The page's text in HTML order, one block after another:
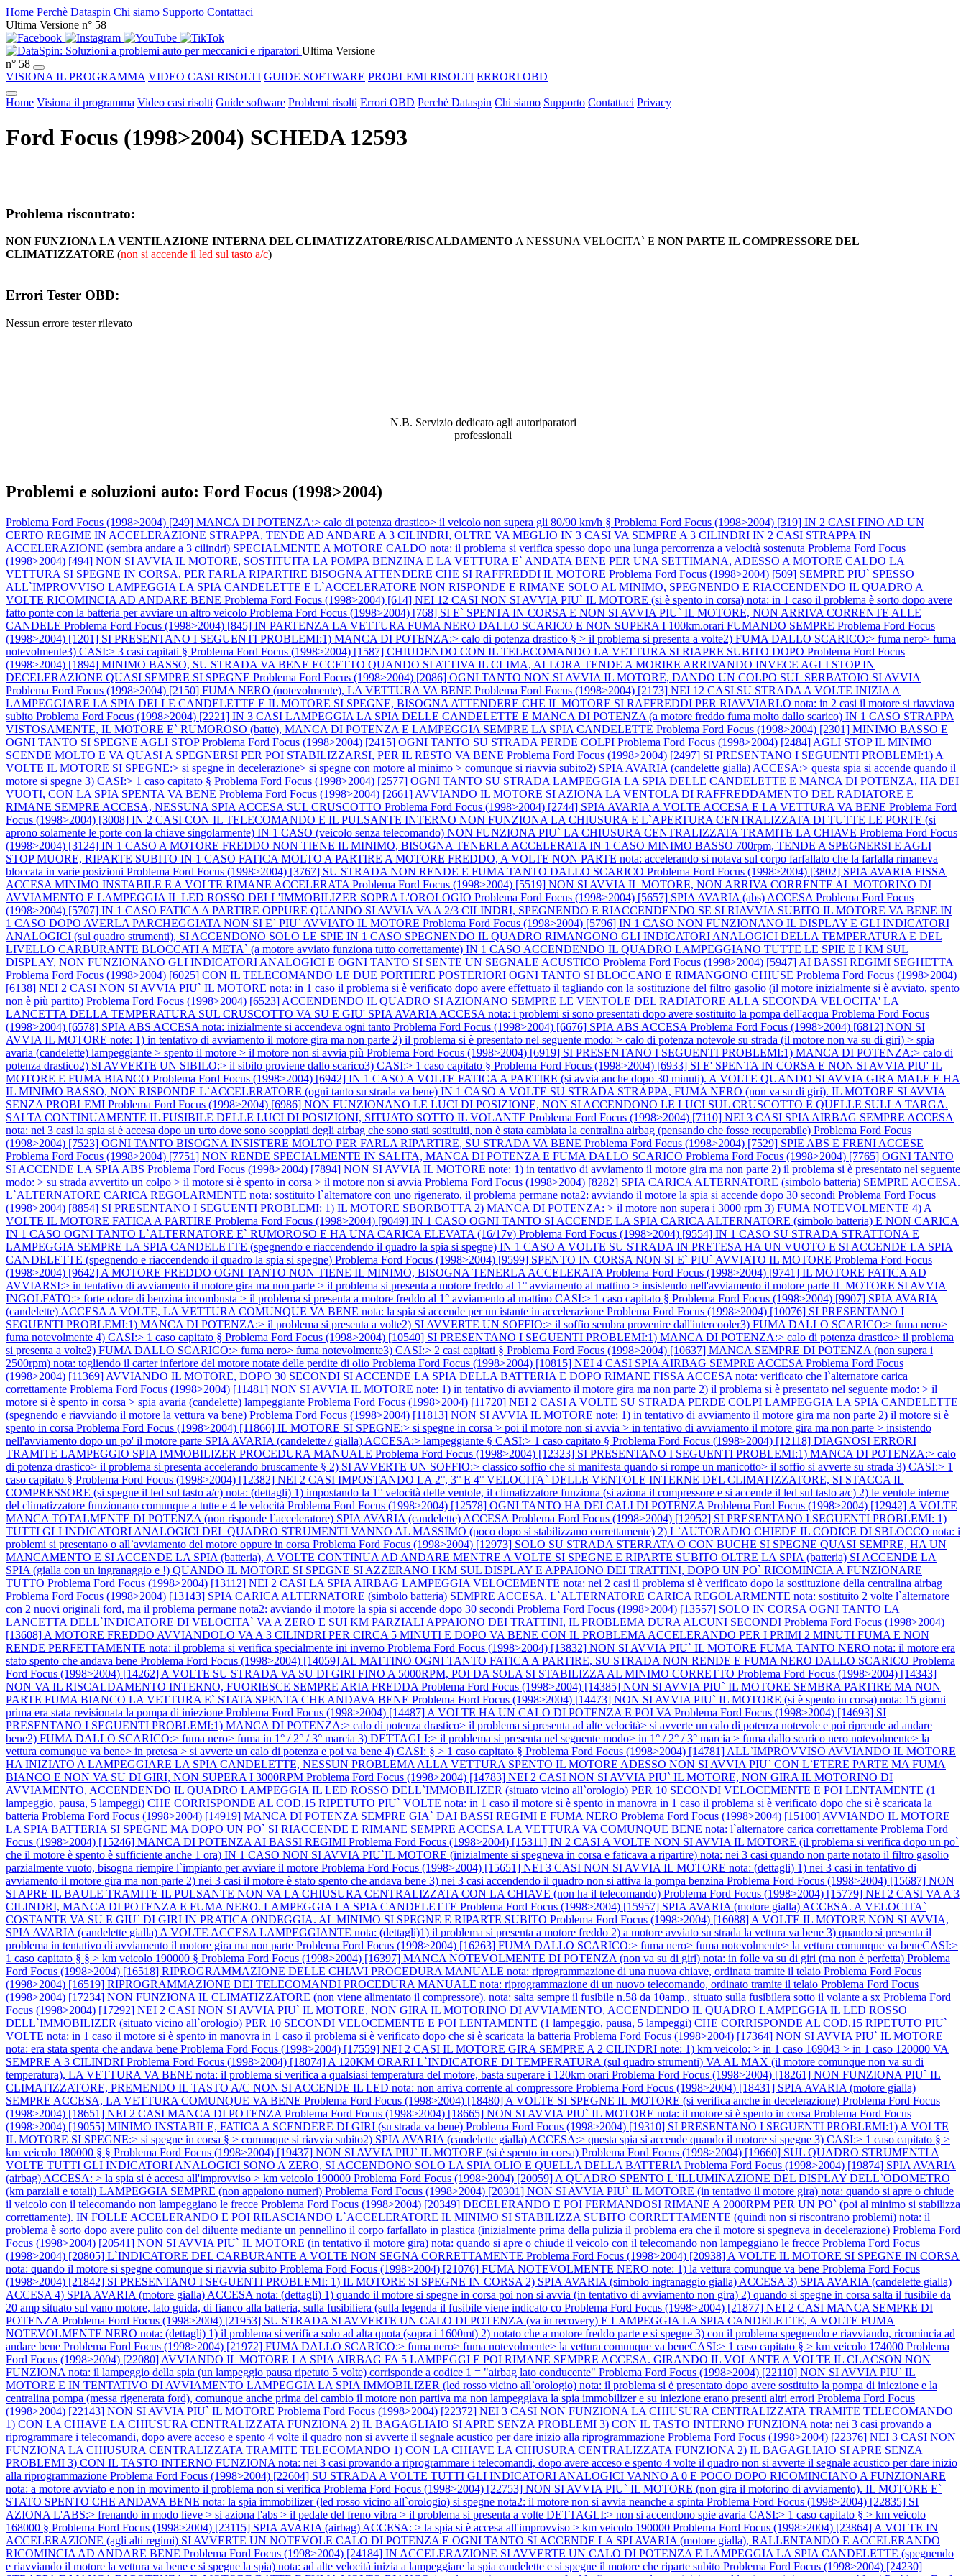
Home Perchè Dataspin Chi siamo Supporto Contattaci
Ultima Versione n° 58
Ultima Versione
n° 58
VISIONA IL PROGRAMMA VIDEO CASI RISOLTI GUIDE SOFTWARE PROBLEMI RISOLTI ERRORI OBD
Home Visiona il programma Video casi risolti Guide software Problemi risolti Errori OBD Perchè Dataspin Chi siamo Supporto Contattaci Privacy
Ford Focus (1998>2004) SCHEDA 12593
Problema riscontrato:
NON FUNZIONA LA VENTILAZIONE INTERNA DEL CLIMATIZZATORE/RISCALDAMENTO A NESSUNA VELOCITA` E NON PARTE IL COMPRESSORE DEL
CLIMATIZZATORE (non si accende il led sul tasto a/c)
Errori Tester OBD:
Nessun errore tester rilevato
N.B. Servizio dedicato agli autoriparatori
professionali
Problemi e soluzioni auto: Ford Focus (1998>2004)
Problema Ford Focus (1998>2004) [249] MANCA DI POTENZA:> calo di potenza drastico> il veicolo non supera gli 80/90 km/h § Problema Ford Focus (1998>2004) [319] IN 2 CASI FINO AD UN
CERTO REGIME IN ACCELERAZIONE STRAPPA, TENDE AD ANDARE A 3 CILINDRI, OLTRE VA MEGLIO IN 3 CASI VA SEMPRE A 3 CILINDRI IN 2 CASI STRAPPA IN
ACCELERAZIONE (sembra andare a 3 cilindri) SPECIALMENTE A MOTORE CALDO nota: il problema si verifica spesso dopo una lunga percorrenza a velocità sostenuta Problema Ford Focus
(1998>2004) [494] NON SI AVVIA IL MOTORE, SOSTITUITA LA POMPA BENZINA E LA VETTURA E` ANDATA BENE PER UNA SETTIMANA, ADESSO A MOTORE CALDO LA
VETTURA SI SPEGNE IN CORSA, PER FARLA RIPARTIRE BISOGNA ATTENDERE CHE SI RAFFREDDI IL MOTORE Problema Ford Focus (1998>2004) [509] SEMPRE PIU` SPESSO
ALL`IMPROVVISO LAMPEGGIA LA SPIA CANDELETTE E L`ACCELERATORE NON RISPONDE E RIMANE SOLO AL MINIMO, SPEGNENDO E RIACCENDENDO IL QUADRO A
VOLTE RICOMINCIA AD ANDARE BENE Problema Ford Focus (1998>2004) [614] NEI 12 CASI NON SI AVVIA PIU` IL MOTORE (si è spento in corsa) nota: in 1 caso il problema è sorto dopo avere
fatto ponte con la batteria per avviare un altro veicolo Problema Ford Focus (1998>2004) [768] SI E` SPENTA IN CORSA E NON SI AVVIA PIU` IL MOTORE, NON ARRIVA CORRENTE ALLE
CANDELE Problema Ford Focus (1998>2004) [845] IN PARTENZA LA VETTURA FUMA NERO DALLO SCARICO E NON SUPERA I 100km.orari FUMANDO SEMPRE Problema Ford Focus
(1998>2004) [1201] SI PRESENTANO I SEGUENTI PROBLEMI:1) MANCA DI POTENZA:> calo di potenza drastico § > il problema si presenta a volte2) FUMA DALLO SCARICO:> fuma nero> fuma
notevolmente3) CASI:> 3 casi capitati § Problema Ford Focus (1998>2004) [1587] CHIUDENDO CON IL TELECOMANDO LA VETTURA SI RIAPRE SUBITO DOPO Problema Ford Focus
(1998>2004) [1894] MINIMO BASSO, SU STRADA VA BENE ECCETTO QUANDO SI ATTIVA IL CLIMA, ALLORA TENDE A MORIRE ARRIVANDO INVECE AGLI STOP IN
DECELERAZIONE QUASI SEMPRE SI SPEGNE Problema Ford Focus (1998>2004) [2086] OGNI TANTO NON SI AVVIA IL MOTORE, DANDO UN COLPO SUL SERBATOIO SI AVVIA
Problema Ford Focus (1998>2004) [2150] FUMA NERO (notevolmente), LA VETTURA VA BENE Problema Ford Focus (1998>2004) [2173] NEI 12 CASI SU STRADA A VOLTE INIZIA A
LAMPEGGIARE LA SPIA DELLE CANDELETTE E IL MOTORE SI SPEGNE, BISOGNA ATTENDERE CHE IL MOTORE SI RAFFREDDI PER RIAVVIARLO nota: in 2 casi il motore si riavviava
subito Problema Ford Focus (1998>2004) [2221] IN 3 CASI LAMPEGGIA LA SPIA DELLE CANDELETTE E MANCA DI POTENZA (a motore freddo fuma molto dallo scarico) IN 1 CASO STRAPPA
VISTOSAMENTE, IL MOTORE E` RUMOROSO (batte), MANCA DI POTENZA E LAMPEGGIA SEMPRE LA SPIA CANDELETTE Problema Ford Focus (1998>2004) [2301] MINIMO BASSO E
OGNI TANTO SI SPEGNE AGLI STOPProblema Ford Focus (1998>2004) [2415] OGNI TANTO SU STRADA PERDE COLPI Problema Ford Focus (1998>2004) [2484] AGLI STOP IL MINIMO
SCENDE MOLTO E VA QUASI A SPEGNERSI PER POI STABILIZZARSI, PER IL RESTO VA BENE Problema Ford Focus (1998>2004) [2497] SI PRESENTANO I SEGUENTI PROBLEMI:1) A
VOLTE IL MOTORE SI SPEGNE:> si spegne in decelerazione> si spegne con motore al minimo > comunque si riavvia subito2) SPIA AVARIA (candelette gialla) ACCESA:> questa spia si accende quando il
motore si spegne 3) CASI:> 1 caso capitato § Problema Ford Focus (1998>2004) [2577] OGNI TANTO SU STRADA LAMPEGGIA LA SPIA DELLE CANDELETTE E MANCA DI POTENZA, HA DEI
VUOTI, CON LA SPIA SPENTA VA BENE Problema Ford Focus (1998>2004) [2661] AVVIANDO IL MOTORE SI AZIONA LA VENTOLA DI RAFFREDDAMENTO DEL RADIATORE E
RIMANE SEMPRE ACCESA, NESSUNA SPIA ACCESA SUL CRUSCOTTO Problema Ford Focus (1998>2004) [2744] SPIA AVARIA A VOLTE ACCESA E LA VETTURA VA BENE Problema Ford
Focus (1998>2004) [3008] IN 2 CASI CON IL TELECOMANDO E IL PULSANTE INTERNO NON FUNZIONA LA CHIUSURA E L`APERTURA CENTRALIZZATA DI TUTTE LE PORTE (si
aprono solamente le porte con la chiave singolarmente) IN 1 CASO (veicolo senza telecomando) NON FUNZIONA PIU` LA CHIUSURA CENTRALIZZATA TRAMITE LA CHIAVE Problema Ford Focus
(1998>2004) [3124] IN 1 CASO A MOTORE FREDDO NON TIENE IL MINIMO, BISOGNA TENERLA ACCELERATA IN 1 CASO MINIMO BASSO 700rpm, TENDE A SPEGNERSI E AGLI
STOP MUORE, RIPARTE SUBITO IN 1 CASO FATICA MOLTO A PARTIRE A MOTORE FREDDO, A VOLTE NON PARTE nota: accelerando si notava sul corpo farfallato che la farfalla rimaneva
bloccata in varie posizioni Problema Ford Focus (1998>2004) [3767] SU STRADA NON RENDE E FUMA TANTO DALLO SCARICO Problema Ford Focus (1998>2004) [3802] SPIA AVARIA FISSA
ACCESA MINIMO INSTABILE E A VOLTE RIMANE ACCELERATA Problema Ford Focus (1998>2004) [5519] NON SI AVVIA IL MOTORE, NON ARRIVA CORRENTE AL MOTORINO DI
AVVIAMENTO E LAMPEGGIA IL LED ROSSO DELL'IMMOBILIZER SOPRA L'OROLOGIO Problema Ford Focus (1998>2004) [5657] SPIA AVARIA (abs) ACCESA Problema Ford Focus
(1998>2004) [5707] IN 1 CASO FATICA A PARTIRE OPPURE QUANDO SI AVVIA VA A 2/3 CILINDRI, SPEGNENDO E RIACCENDENDO SE SI RIAVVIA SUBITO IL MOTORE VA BENE IN
1 CASO DOPO AVERLA PARCHEGGIATA NON SI E` PIU` AVVIATO IL MOTORE Problema Ford Focus (1998>2004) [5796] IN 1 CASO NON FUNZIONANO IL DISPLAY E GLI INDICATORI
ANALOGICI (sul quadro strumenti), SI ACCENDONO SOLO LE SPIE IN 1 CASO SPEGNENDO IL QUADRO RIMANGONO GLI INDICATORI ANALOGICI DELLA TEMPERATURA E DEL
LIVELLO CARBURANTE BLOCCATI A META` (a motore avviato funziona tutto correttamente) IN 1 CASO ACCENDENDO IL QUADRO LAMPEGGIANO TUTTE LE SPIE E I KM SUL
DISPLAY, NON FUNZIONANO GLI INDICATORI ANALOGICI E OGNI TANTO SI SENTE UN SEGNALE ACUSTICO Problema Ford Focus (1998>2004) [5947] AI BASSI REGIMI SEGHETTA
Problema Ford Focus (1998>2004) [6025] CON IL TELECOMANDO LE DUE PORTIERE POSTERIORI OGNI TANTO SI BLOCCANO E RIMANGONO CHIUSE Problema Ford Focus (1998>2004)
[6138] NEI 2 CASI NON SI AVVIA PIU` IL MOTORE nota: in 1 caso il problema si è verificato dopo avere effettuato il tagliando con la sostituzione del filtro gasolio (il motore inizialmente si è avviato, spento
non è più partito) Problema Ford Focus (1998>2004) [6523] ACCENDENDO IL QUADRO SI AZIONANO SEMPRE LE VENTOLE DEL RADIATORE ALLA SECONDA VELOCITA' LA
LANCETTA DELLA TEMPERATURA SUL CRUSCOTTO VA SU E GIU' SPIA AVARIA ACCESA nota: i problemi si sono presentati dopo avere sostituito la pompa dell'acqua Problema Ford Focus
(1998>2004) [6578] SPIA ABS ACCESA nota: inizialmente si accendeva ogni tanto Problema Ford Focus (1998>2004) [6676] SPIA ABS ACCESA Problema Ford Focus (1998>2004) [6812] NON SI
AVVIA IL MOTORE note: 1) in tentativo di avviamento il motore gira ma non parte 2) il problema si è presentato nel seguente modo: > calo di potenza notevole su strada (il motore non va su di giri) > spia
avaria (candelette) lampeggiante > spento il motore > il motore non si avvia più Problema Ford Focus (1998>2004) [6919] SI PRESENTANO I SEGUENTI PROBLEMI:1) MANCA DI POTENZA:> calo di
potenza drastico2) SI AVVERTE UN SIBILO:> il sibilo proviene dallo scarico3) CASI:> 1 caso capitato § Problema Ford Focus (1998>2004) [6933] SI E' SPENTA IN CORSA E NON SI AVVIA PIU' IL
MOTORE E FUMA BIANCO Problema Ford Focus (1998>2004) [6942] IN 1 CASO A VOLTE FATICA A PARTIRE (si avvia anche dopo 30 minuti). A VOLTE QUANDO SI AVVIA GIRA MALE E HA
IL MINIMO BASSO, NON RISPONDE L`ACCELERATORE (ogni tanto su strada va bene) IN 1 CASO A VOLTE SU STRADA STRAPPA, FUMA NERO (non va su di giri). IL MOTORE SI AVVIA
SENZA PROBLEMI Problema Ford Focus (1998>2004) [6986] NON FUNZIONANO LE LUCI DI POSIZIONE, NON SI ACCENDONO LE LUCI SUL CRUSCOTTO E QUELLE SULLA TARGA.
SALTA CONTINUAMENTE IL FUSIBILE DELLE LUCI DI POSIZIONI, SITUATO SOTTO IL VOLANTE Problema Ford Focus (1998>2004) [7110] NEI 3 CASI SPIA AIRBAG SEMPRE ACCESA
nota: nei 3 casi la spia si è accesa dopo un urto dove sono scoppiati degli airbag che sono stati sostituiti, non è stata cambiata la centralina airbag (pensando che fosse recuperabile) Problema Ford Focus
(1998>2004) [7523] OGNI TANTO BISOGNA INSISTERE MOLTO PER FARLA RIPARTIRE, SU STRADA VA BENE Problema Ford Focus (1998>2004) [7529] SPIE ABS E FRENI ACCESE
Problema Ford Focus (1998>2004) [7751] NON RENDE SPECIALMENTE IN SALITA, MANCA DI POTENZA E FUMA DALLO SCARICO Problema Ford Focus (1998>2004) [7765] OGNI TANTO
SI ACCENDE LA SPIA ABS Problema Ford Focus (1998>2004) [7894] NON SI AVVIA IL MOTORE note: 1) in tentativo di avviamento il motore gira ma non parte 2) il problema si è presentato nel seguente
modo: > su strada avvertito un colpo > il motore si è spento in corsa > il motore non si avvia Problema Ford Focus (1998>2004) [8282] SPIA CARICA ALTERNATORE (simbolo batteria) SEMPRE ACCESA.
L`ALTERNATORE CARICA REGOLARMENTE nota: sostituito l`alternatore con uno rigenerato, il problema permane nota2: avviando il motore la spia si accende dopo 30 secondi Problema Ford Focus
(1998>2004) [8854] SI PRESENTANO I SEGUENTI PROBLEMI: 1) IL MOTORE SBORBOTTA 2) MANCA DI POTENZA: > il motore non supera i 3000 rpm 3) FUMA NOTEVOLMENTE 4) A
VOLTE IL MOTORE FATICA A PARTIRE Problema Ford Focus (1998>2004) [9049] IN 1 CASO OGNI TANTO SI ACCENDE LA SPIA CARICA ALTERNATORE (simbolo batteria) E NON CARICA
IN 1 CASO OGNI TANTO L`ALTERNATORE E` RUMOROSO E HA UNA CARICA ELEVATA (16/17v) Problema Ford Focus (1998>2004) [9554] IN 1 CASO SU STRADA STRATTONA E
LAMPEGGIA SEMPRE LA SPIA CANDELETTE (spegnendo e riaccendendo il quadro la spia si spegne) IN 1 CASO A VOLTE SU STRADA IN PRETESA HA UN VUOTO E SI ACCENDE LA SPIA
CANDELETTE (spegnendo e riaccendendo il quadro la spia si spegne) Problema Ford Focus (1998>2004) [9599] SPENTO IN CORSA NON SI E` PIU` AVVIATO IL MOTORE Problema Ford Focus
(1998>2004) [9642] A MOTORE FREDDO OGNI TANTO NON TIENE IL MINIMO, BISOGNA TENERLA ACCELERATA Problema Ford Focus (1998>2004) [9741] IL MOTORE FATICA AD
AVVIARSI:> in tentativo di avviamento il motore gira ma non parte > il problema si presenta a motore freddo al 1° avviamento al mattino > insistendo nell'avviamento il motore parte IL MOTORE SI AVVIA
INGOLFATO:> forte odore di benzina incombusta > il problema si presenta a motore freddo al 1° avviamento al mattino CASI:> 1 caso capitato § Problema Ford Focus (1998>2004) [9907] SPIA AVARIA
(candelette) ACCESA A VOLTE, LA VETTURA COMUNQUE VA BENE nota: la spia si accende per un istante in accelerazione Problema Ford Focus (1998>2004) [10076] SI PRESENTANO I
SEGUENTI PROBLEMI:1) MANCA DI POTENZA:> il problema si presenta a volte2) SI AVVERTE UN SOFFIO:> il soffio sembra provenire dall'intercooler3) FUMA DALLO SCARICO:> fuma nero>
fuma notevolmente 4) CASI:> 1 caso capitato § Problema Ford Focus (1998>2004) [10540] SI PRESENTANO I SEGUENTI PROBLEMI:1) MANCA DI POTENZA:> calo di potenza drastico> il problema
si presenta a volte2) FUMA DALLO SCARICO:> fuma nero> fuma notevolmente3) CASI:> 2 casi capitati § Problema Ford Focus (1998>2004) [10637] MANCA SEMPRE DI POTENZA (non supera i
2500rpm) nota: togliendo il carter inferiore del motore notate delle perdite di olio Problema Ford Focus (1998>2004) [10815] NEI 4 CASI SPIA AIRBAG SEMPRE ACCESA Problema Ford Focus
(1998>2004) [11369] AVVIANDO IL MOTORE, DOPO 30 SECONDI SI ACCENDE LA SPIA DELLA BATTERIA E DOPO RIMANE FISSA ACCESA nota: verificato che l`alternatore carica
correttamente Problema Ford Focus (1998>2004) [11481] NON SI AVVIA IL MOTORE note: 1) in tentativo di avviamento il motore gira ma non parte 2) il problema si è presentato nel seguente modo: > il
motore si è spento in corsa > spia avaria (candelette) lampeggiante Problema Ford Focus (1998>2004) [11720] NEI 2 CASI A VOLTE SU STRADA PERDE COLPI LAMPEGGIA LA SPIA CANDELETTE
(spegnendo e riavviando il motore la vettura va bene) Problema Ford Focus (1998>2004) [11813] NON SI AVVIA IL MOTORE note: 1) in tentativo di avviamento il motore gira ma non parte 2) il motore si è
spento in corsa Problema Ford Focus (1998>2004) [11866] IL MOTORE SI SPEGNE:> si spegne in corsa > poi il motore non si avvia > in tentativo di avviamento il motore gira ma non parte > insistendo
nell'avviamento dopo un po' il motore parte SPIA AVARIA (candelette / gialla) ACCESA:> lampeggiante § CASI:> 1 caso capitato § Problema Ford Focus (1998>2004) [12118] DIAGNOSI ERRORI
TRAMITE LAMPEGGIO SPIA IMMOBILIZER PROCEDURA MANUALE Problema Ford Focus (1998>2004) [12323] SI PRESENTANO I SEGUENTI PROBLEMI:1) MANCA DI POTENZA:> calo
di potenza drastico> il problema si presenta accelerando bruscamente § 2) SI AVVERTE UN SOFFIO:> classico soffio che si manifesta quando si rompe un manicotto> il soffio si avverte su strada 3) CASI:> 1
caso capitato § Problema Ford Focus (1998>2004) [12382] NEI 2 CASI IMPOSTANDO LA 2°, 3° E 4° VELOCITA` DELLE VENTOLE INTERNE DEL CLIMATIZZATORE, SI STACCA IL
COMPRESSORE (si spegne il led sul tasto a/c) nota: (dettagli) 1) impostando la 1° velocità delle ventole, il climatizzatore funziona (si aziona il compressore e si accende il led sul tasto a/c) 2) le ventole interne
del climatizzatore funzionano comunque a tutte e 4 le velocità Problema Ford Focus (1998>2004) [12578] OGNI TANTO HA DEI CALI DI POTENZA Problema Ford Focus (1998>2004) [12942] A VOLTE
MANCA TOTALMENTE DI POTENZA (non risponde l`acceleratore) SPIA AVARIA (candelette) ACCESA Problema Ford Focus (1998>2004) [12952] SI PRESENTANO I SEGUENTI PROBLEMI: 1)
TUTTI GLI INDICATORI ANALOGICI DEL QUADRO STRUMENTI VANNO AL MASSIMO (poco dopo si stabilizzano correttamente) 2) L`AUTORADIO CHIEDE IL CODICE DI SBLOCCO nota: i
problemi si presentano o all`avviamento del motore oppure in corsa Problema Ford Focus (1998>2004) [12973] SOLO SU STRADA STERRATA O CON BUCHE SI SPEGNE QUASI SEMPRE, HA UN
MANCAMENTO E SI ACCENDE LA SPIA (batteria), A VOLTE CONTINUA AD ANDARE MENTRE A VOLTE SI SPEGNE E RIPARTE SUBITO OLTRE LA SPIA (batteria) SI ACCENDE LA
SPIA (gialla con un ingranaggio e !) QUANDO IL MOTORE SI SPEGNE SI AZZERANO I KM SUL DISPLAY E APPAIONO DEI TRATTINI, DOPO UN PO` RICOMINCIA A FUNZIONARE
TUTTO Problema Ford Focus (1998>2004) [13112] NEI 2 CASI LA SPIA AIRBAG LAMPEGGIA VELOCEMENTE nota: nei 2 casi il problema si è verificato dopo la sostituzione della centralina airbag
Problema Ford Focus (1998>2004) [13143] SPIA CARICA ALTERNATORE (simbolo batteria) SEMPRE ACCESA. L`ALTERNATORE CARICA REGOLARMENTE nota: sostituito 2 volte l`alternatore
con 2 nuovi originali ford, ma il problema permane nota2: avviando il motore la spia si accende dopo 30 secondi Problema Ford Focus (1998>2004) [13557] SOLO IN CORSA OGNI TANTO LA
LANCETTA DELL`INDICATORE DI VELOCITA` VA A ZERO E SUI KM PARZIALI APPAIONO DEI TRATTINI, IL PROBLEMA DURA ALCUNI SECONDI Problema Ford Focus (1998>2004)
[13608] A MOTORE FREDDO AVVIANDOLO VA A 3 CILINDRI PER CIRCA 5 MINUTI E DOPO VA BENE CON IL PROBLEMA ACCELERANDO PER I PRIMI 2 MINUTI FUMA E NON
RENDE PERFETTAMENTE nota: il problema si verifica specialmente ini inverno Problema Ford Focus (1998>2004) [13832] NON SI AVVIA PIU` IL MOTORE FUMA TANTO NERO nota: il motore era
stato spento che andava bene Problema Ford Focus (1998>2004) [14059] AL MATTINO OGNI TANTO FATICA A PARTIRE, SU STRADA NON RENDE E FUMA NERO DALLO SCARICO Problema
Ford Focus (1998>2004) [14262] A VOLTE SU STRADA VA SU DI GIRI FINO A 5000RPM, POI DA SOLA SI STABILIZZA AL MINIMO CORRETTO Problema Ford Focus (1998>2004) [14343]
NON VA IL RISCALDAMENTO INTERNO, FUORIESCE SEMPRE ARIA FREDDA Problema Ford Focus (1998>2004) [14385] NON SI AVVIA PIU` IL MOTORE SEMBRA PARTIRE MA NON
PARTE FUMA BIANCO LA VETTURA E` STATA SPENTA CHE ANDAVA BENE Problema Ford Focus (1998>2004) [14473] NON SI AVVIA PIU` IL MOTORE (si è spento in corsa) nota: 15 giorni
prima era stata revisionata la pompa di iniezione Problema Ford Focus (1998>2004) [14487] A VOLTE HA UN CALO DI POTENZA E POI VA Problema Ford Focus (1998>2004) [14693] SI
PRESENTANO I SEGUENTI PROBLEMI:1) MANCA DI POTENZA:> calo di potenza drastico> il problema si presenta ad alte velocità> si avverte un calo di potenza notevole e poi riprende ad andare
bene2) FUMA DALLO SCARICO:> fuma nero> fuma in 1° / 2° / 3° marcia 3) DETTAGLI:> il problema si presenta nel seguente modo> in 1° / 2° / 3° marcia > fuma dallo scarico nero notevolmente> la
vettura comunque va bene> in pretesa > si avverte un calo di potenza e poi va bene 4) CASI: § > 1 caso capitato § Problema Ford Focus (1998>2004) [14781] ALL`IMPROVVISO AVVIANDO IL MOTORE
HA INIZIATO A LAMPEGGIARE LA SPIA CANDELETTE, NESSUN PROBLEMA ALLA VETTURA SPENTO IL MOTORE ADESSO NON SI AVVIA PIU` CON L`ETERE PARTE MA FUMA
BIANCO E NON VA SU DI GIRI, NON SUPERA I 3000RPM Problema Ford Focus (1998>2004) [14783] NEI 2 CASI NON SI AVVIA PIU` IL MOTORE, NON GIRA IL MOTORINO DI
AVVIAMENTO, ACCENDENDO IL QUADRO LAMPEGGIA IL LED ROSSO DELL`IMMOBILIZER (situato vicino all`orologio) PER 10 SECONDI VELOCEMENTE E POI LENTAMENTE (1
lampeggio, pausa, 5 lampeggi) CHE CORRISPONDE AL COD.15 RIPETUTO PIU` VOLTE nota: in 1 caso il motore si è spento in manovra in 1 caso il problema si è verificato dopo che si è scaricata la
batteria Problema Ford Focus (1998>2004) [14919] MANCA DI POTENZA SEMPRE GIA` DAI BASSI REGIMI E FUMA NERO Problema Ford Focus (1998>2004) [15100] AVVIANDO IL MOTORE
LA SPIA BATTERIA SI SPEGNE MA DOPO UN PO` SI RIACCENDE E RIMANE SEMPRE ACCESA LA VETTURA VA COMUNQUE BENE nota: l`alternatore carica correttamente Problema Ford
Focus (1998>2004) [15246] MANCA DI POTENZA AI BASSI REGIMI Problema Ford Focus (1998>2004) [15311] IN 2 CASI A VOLTE NON SI AVVIA IL MOTORE (il problema si verifica dopo un po`
che il motore è spento è sufficiente anche 1 ora) IN 1 CASO NON SI AVVIA PIU`IL MOTORE (inizialmente si spegneva in corsa e faticava a ripartire) nota: nei 3 casi quando non parte notato il filtro gasolio
parzialmente vuoto, bisogna riempire l`impianto per avviare il motore Problema Ford Focus (1998>2004) [15651] NEI 3 CASI NON SI AVVIA IL MOTORE nota: (dettagli) 1) nei 3 casi in tentativo di
avviamento il motore gira ma non parte 2) nei 3 casi il motore è stato spento che andava bene 3) nei 3 casi accendendo il quadro non si attiva la pompa benzina Problema Ford Focus (1998>2004) [15687] NON
SI APRE IL BAULE TRAMITE IL PULSANTE NON VA LA CHIUSURA CENTRALIZZATA CON LA CHIAVE (non ha il telecomando) Problema Ford Focus (1998>2004) [15779] NEI 2 CASI VA A 3
CILINDRI, MANCA DI POTENZA E FUMA NERO. LAMPEGGIA LA SPIA CANDELETTE Problema Ford Focus (1998>2004) [15957] SPIA AVARIA (motore gialla) ACCESA. A VELOCITA`
COSTANTE VA SU E GIU` DI GIRI IN PRATICA ONDEGGIA. AL MINIMO SI SPEGNE E RIPARTE SUBITO Problema Ford Focus (1998>2004) [16088] A VOLTE IL MOTORE NON SI AVVIA,
SPIA AVARIA (candelette gialla) A VOLTE ACCESA LAMPEGGIANTE nota: (dettagli)1) il problema si presenta a motore freddo 2) a motore avviato su strada la vettura va bene 3) quando si presenta il
problema in tentativo di avviamento il motore gira ma non parte Problema Ford Focus (1998>2004) [16263] FUMA DALLO SCARICO:> fuma nero> fuma notevolmente> la vettura comunque va beneCASI:>
1 caso capitato § § > km veicolo 190000 § Problema Ford Focus (1998>2004) [16397] MANCA NOTEVOLMENTE DI POTENZA (non va su di giri) nota: in folle va su di giri (ma non è perfetta) Problema
Ford Focus (1998>2004) [16518] RIPROGRAMMAZIONE DELLE CHIAVI PROCEDURA MANUALE nota: riprogrammazione di una nuova chiave, ordinata tramite il telaio Problema Ford Focus
(1998>2004) [16519] RIPROGRAMMAZIONE DEI TELECOMANDI PROCEDURA MANUALE nota: riprogrammazione di un nuovo telecomando, ordinato tramite il telaio Problema Ford Focus
(1998>2004) [17234] NON FUNZIONA IL CLIMATIZZATORE (non viene alimentato il compressore). nota: salta sempre il fusibile n.58 da 10amp., situato sulla fusibilera sotto il volante a sx Problema Ford
Focus (1998>2004) [17292] NEI 2 CASI NON SI AVVIA PIU` IL MOTORE, NON GIRA IL MOTORINO DI AVVIAMENTO, ACCENDENDO IL QUADRO LAMPEGGIA IL LED ROSSO
DELL`IMMOBILIZER (situato vicino all`orologio) PER 10 SECONDI VELOCEMENTE E POI LENTAMENTE (1 lampeggio, pausa, 5 lampeggi) CHE CORRISPONDE AL COD.15 RIPETUTO PIU`
VOLTE nota: in 1 caso il motore si è spento in manovra in 1 caso il problema si è verificato dopo che si è scaricata la batteria Problema Ford Focus (1998>2004) [17364] NON SI AVVIA PIU` IL MOTORE
nota: era stata spenta che andava bene Problema Ford Focus (1998>2004) [17559] NEI 2 CASI IL MOTORE GIRA SEMPRE A 2 CILINDRI note: 1) km veicolo: > in 1 caso 169043 > in 1 caso 120000 VA
SEMPRE A 3 CILINDRI Problema Ford Focus (1998>2004) [18074] A 120KM ORARI L`INDICATORE DI TEMPERATURA (sul quadro strumenti) VA AL MAX (il motore comunque non va su di
temperatura), LA VETTURA VA BENE nota: il problema si verifica a qualsiasi temperatura del motore, basta superare i 120km orari Problema Ford Focus (1998>2004) [18261] NON FUNZIONA PIU` IL
CLIMATIZZATORE, PREMENDO IL TASTO A/C NON SI ACCENDE IL LED nota: non arriva corrente al compressore Problema Ford Focus (1998>2004) [18431] SPIA AVARIA (motore gialla)
SEMPRE ACCESA, LA VETTURA COMUNQUE VA BENE Problema Ford Focus (1998>2004) [18480] A VOLTE SI SPEGNE IL MOTORE (si verifica anche in decelerazione) Problema Ford Focus
(1998>2004) [18651] NEI 2 CASI MANCA DI POTENZA Problema Ford Focus (1998>2004) [18665] NON SI AVVIA PIU` IL MOTORE nota: il motore si è spento in corsa Problema Ford Focus
(1998>2004) [19055] MINIMO INSTABILE, FATICA A SCENDERE DI GIRI (su strada va bene) Problema Ford Focus (1998>2004) [19310] SI PRESENTANO I SEGUENTI PROBLEMI:1) A VOLTE
IL MOTORE SI SPEGNE:> si spegne in corsa § > comunque si riavvia subito2) SPIA AVARIA (candelette gialla) ACCESA:> questa spia si accende quando il motore si spegne 3) CASI:> 1 caso capitato § >
km veicolo 180000 § § Problema Ford Focus (1998>2004) [19437] NON SI AVVIA PIU` IL MOTORE (si è spento in corsa) Problema Ford Focus (1998>2004) [19660] SUL QUADRO STRUMENTI A
VOLTE TUTTI GLI INDICATORI ANALOGICI SONO A ZERO, SI ACCENDONO SOLO LA SPIA OLIO E QUELLA DELLA BATTERIA Problema Ford Focus (1998>2004) [19874] SPIA AVARIA
(airbag) ACCESA: > la spia si è accesa all'improvviso > km veicolo 190000 Problema Ford Focus (1998>2004) [20059] A QUADRO SPENTO L`ILLUMINAZIONE DEL DISPLAY DELL`ODOMETRO
(km parziali e totali) LAMPEGGIA SEMPRE (non appaiono numeri) Problema Ford Focus (1998>2004) [20301] NON SI AVVIA PIU` IL MOTORE (in tentativo il motore gira) nota: quando si apre o chiude
il veicolo con il telecomando non lampeggiano le frecce Problema Ford Focus (1998>2004) [20349] DECELERANDO E POI FERMANDOSI RIMANE A 2000RPM PER UN PO` (poi al minimo si stabilizza
correttamente). IN FOLLE ACCELERANDO E POI RILASCIANDO L`ACCELERATORE IL MINIMO SI STABILIZZA SUBITO CORRETTAMENTE (quindi non si riscontrano problemi) nota: il
problema è sorto dopo avere pulito con del diluente mediante un pennellino il corpo farfallato in plastica (inizialmente prima della pulizia il problema era che il motore si spegneva in decelerazione) Problema Ford
Focus (1998>2004) [20541] NON SI AVVIA PIU` IL MOTORE (in tentativo il motore gira) nota: quando si apre o chiude il veicolo con il telecomando non lampeggiano le frecce Problema Ford Focus
(1998>2004) [20805] L`INDICATORE DEL CARBURANTE A VOLTE NON SEGNA CORRETTAMENTE Problema Ford Focus (1998>2004) [20938] A VOLTE IL MOTORE SI SPEGNE IN CORSA
nota: quando il motore si spegne comunque si riavvia subito Problema Ford Focus (1998>2004) [21076] FUMA NOTEVOLMENTE NERO note: 1) la vettura comunque va bene Problema Ford Focus
(1998>2004) [21842] SI PRESENTANO I SEGUENTI PROBLEMI: 1) IL MOTORE SI SPEGNE IN CORSA 2) SPIA AVARIA (simbolo ingranaggio gialla) ACCESA 3) SPIA AVARIA (candelette gialla)
ACCESA 4) SPIA AVARIA (motore gialla) ACCESA nota: (dettagli) 1) quando il motore si spegne in corsa poi non si avvia (in tentativo di avviamento non gira) 2) quando si spegne in corsa salta il fusibile da
20 amp situato sul vano motore, lato guida, di fianco alla batteria, sulla fusibiliera (sulla legenda il fusibile viene indicato co Problema Ford Focus (1998>2004) [21877] NEI 2 CASI MANCA SEMPRE DI
POTENZA Problema Ford Focus (1998>2004) [21953] SU STRADA SI AVVERTE UN CALO DI POTENZA (va in recovery) E LAMPEGGIA LA SPIA CANDELETTE, A VOLTE FUMA
NOTEVOLMENTE NERO nota: (dettagli) 1) il problema si verifica solo ad alta quota (sopra i 1600mt) 2) notato che a motore freddo parte e si spegne 3) con il problema spegnendo e riavviando, ricomincia ad
andare bene Problema Ford Focus (1998>2004) [21972] FUMA DALLO SCARICO:> fuma nero> fuma notevolmente> la vettura comunque va beneCASI:> 1 caso capitato § > km veicolo 174000 Problema
Ford Focus (1998>2004) [22080] AVVIANDO IL MOTORE LA SPIA AIRBAG FA 5 LAMPEGGI E POI RIMANE SEMPRE ACCESA. GIRANDO IL VOLANTE A VOLTE IL CLACSON NON
FUNZIONA nota: il lampeggio della spia (un lampeggio pausa ripetuto 5 volte) corrisponde a codice 1 = "airbag lato conducente" Problema Ford Focus (1998>2004) [22110] NON SI AVVIA PIU` IL
MOTORE E IN TENTATIVO DI AVVIAMENTO LAMPEGGIA LA SPIA IMMOBILIZER (led rosso vicino all`orologio) nota: il problema si è presentato dopo avere sostituito la pompa di iniezione e la
centralina pompa (messa rigenerata ford), comunque anche prima del cambio il motore non partiva ma non lampeggiava la spia immobilizer e su iniezione erano presenti altri errori Problema Ford Focus
(1998>2004) [22143] NON SI AVVIA PIU` IL MOTORE Problema Ford Focus (1998>2004) [22372] NEI 3 CASI NON FUNZIONA LA CHIUSURA CENTRALIZZATA TRAMITE TELECOMANDO
1) CON LA CHIAVE LA CHIUSURA CENTRALIZZATA FUNZIONA 2) IL BAGAGLIAIO SI APRE SENZA PROBLEMI 3) CON IL TASTO INTERNO FUNZIONA nota: nei 3 casi provando a
riprogrammare i telecomandi, dopo avere acceso e spento 4 volte il quadro non si avverte il segnale acustico per dare inizio alla riprogrammazione Problema Ford Focus (1998>2004) [22376] NEI 3 CASI NON
FUNZIONA LA CHIUSURA CENTRALIZZATA TRAMITE TELECOMANDO 1) CON LA CHIAVE LA CHIUSURA CENTRALIZZATA FUNZIONA 2) IL BAGAGLIAIO SI APRE SENZA
PROBLEMI 3) CON IL TASTO INTERNO FUNZIONA nota: nei 3 casi provando a riprogrammare i telecomandi, dopo avere acceso e spento 4 volte il quadro non si avverte il segnale acustico per dare inizio
alla riprogrammazione Problema Ford Focus (1998>2004) [22604] SU STRADA A VOLTE TUTTI GLI INDICATORI ANALOGICI VANNO A 0 E POCO DOPO RICOMINCIANO A FUNZIONARE
nota: a motore avviato e non in movimento il problema non si verifica Problema Ford Focus (1998>2004) [22753] NON SI AVVIA PIU` IL MOTORE (non gira il motorino di avviamento). IL MOTORE E`
STATO SPENTO CHE ANDAVA BENE nota: la spia immobilizer (led rosso vicino all`orologio) si spegne nota2: il motore non si avvia neanche a spinta Problema Ford Focus (1998>2004) [22835] SI
AZIONA L'ABS:> frenando in modo lieve > si aziona l'abs > il pedale del freno vibra > il problema si presenta a volte DETTAGLI:> non si accendono spie avaria CASI:> 1 caso capitato § > km veicolo
168000 § Problema Ford Focus (1998>2004) [23115] SPIA AVARIA (airbag) ACCESA: > la spia si è accesa all'improvviso > km veicolo 190000 Problema Ford Focus (1998>2004) [23864] A VOLTE IN
ACCELERAZIONE (agli alti regimi) SI AVVERTE UN NOTEVOLE CALO DI POTENZA E OGNI TANTO SI ACCENDE LA SPI AVARIA (motore gialla), RALLENTANDO E ACCELERANDO
RICOMINCIA AD ANDARE BENE Problema Ford Focus (1998>2004) [24184] IN ACCELERAZIONE SI AVVERTE UN CALO DI POTENZA E LAMPEGGIA LA SPIA CANDELETTE (spegnendo
e riavviando il motore la vettura va bene e si spegne la spia) nota: ad alte velocità inizia a lampeggiare la spia candelette e si spegne il motore che riparte subito Problema Ford Focus (1998>2004) [24230]